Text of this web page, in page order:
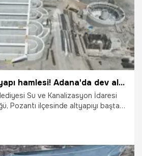
Adana'da dev altyapı hamlesi! Adana'da dev altyapı hamlesi: Baştan sona yenileniyor
Su ve Kanalizasyon İdaresi
Pozantı ilçesinde altyapıyı baştan
ve içme suyu şebekesi hatları da